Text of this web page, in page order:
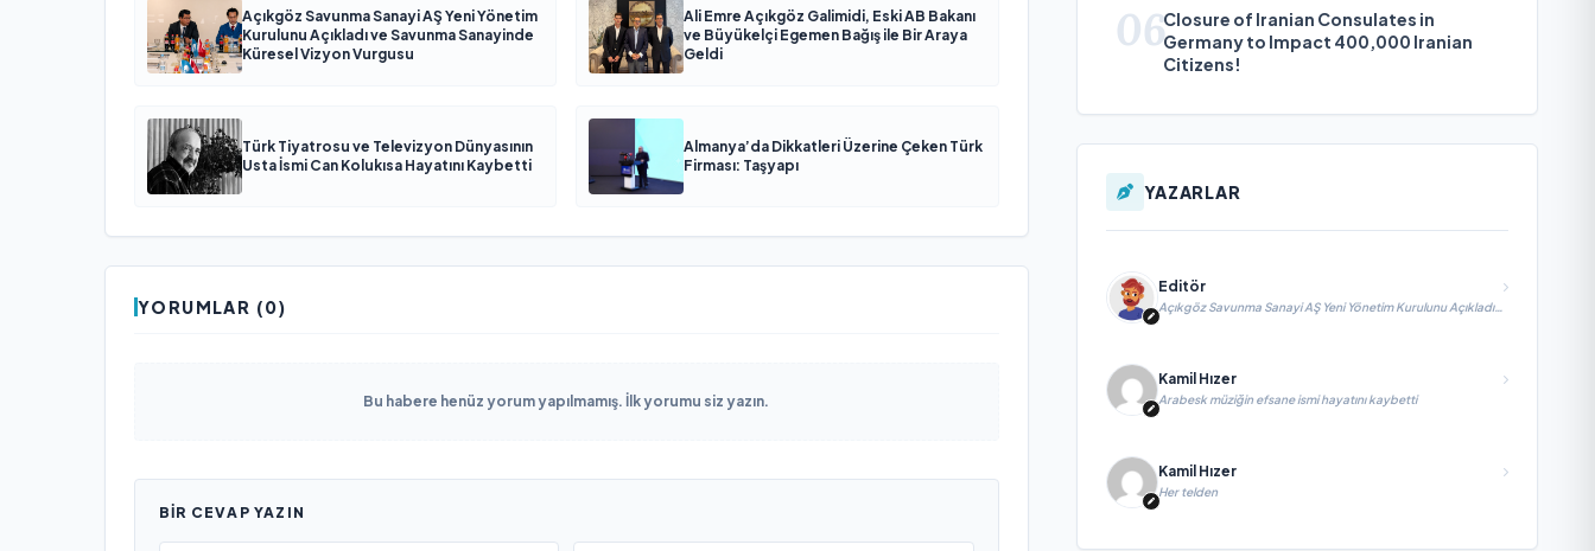
Açıkgöz Savunma Sanayi AŞ Yeni Yönetim
Kurulunu Açıkladı ve Savunma Sanayinde
Küresel Vizyon Vurgusu
Ali Emre Açıkgöz Galimidi, Eski AB Bakanı
ve Büyükelçi Egemen Bağış ile Bir Araya
Geldi
Türk Tiyatrosu ve Televizyon Dünyasının
Usta İsmi Can Kolukısa Hayatını Kaybetti
Almanya’da Dikkatleri Üzerine Çeken Türk
Firması: Taşyapı
YORUMLAR (0)
Bu habere henüz yorum yapılmamış. İlk yorumu siz yazın.
BIR CEVAP YAZIN
06Closure of Iranian Consulates in
Germany to Impact 400,000 Iranian
Citizens!
YAZARLAR
Editör
Açıkgöz Savunma Sanayi AŞ Yeni Yönetim Kurulunu Açıkladı
ve Savunma Sanayinde Küresel Vizyon Vurgusu
Kamil Hızer
Arabesk müziğin efsane ismi hayatını kaybetti
Kamil Hızer
Her telden